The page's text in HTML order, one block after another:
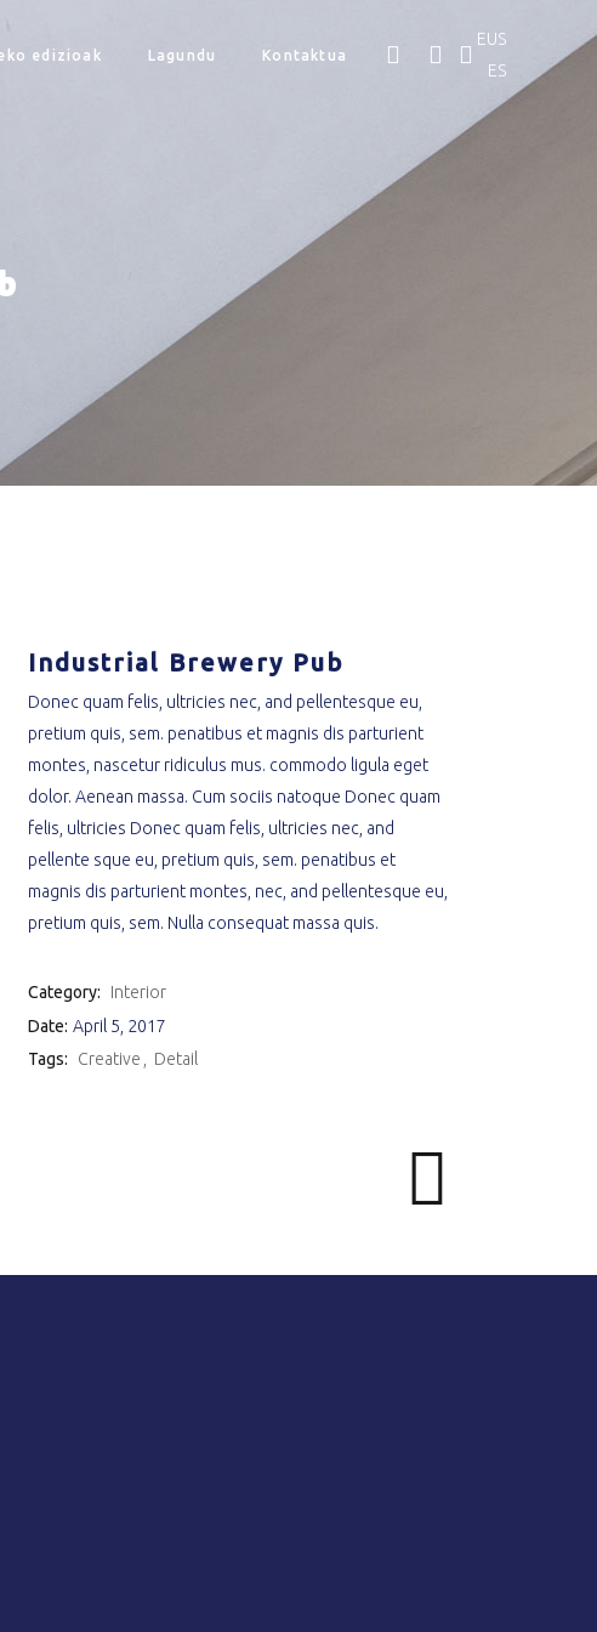
edizioak Lagundu Kontaktua
EUS
ES
Industrial Brewery Pub
Donec quam felis, ultricies nec, and pellentesque eu,
pretium quis, sem. penatibus et magnis dis parturient
montes, nascetur ridiculus mus. commodo ligula eget
dolor. Aenean massa. Cum sociis natoque Donec quam
felis, ultricies Donec quam felis, ultricies nec, and
pellente sque eu, pretium quis, sem. penatibus et
magnis dis parturient montes, nec, and pellentesque eu,
pretium quis, sem. Nulla consequat massa quis.
Category:
Interior
Date: April 5, 2017
Tags:
Creative Detail